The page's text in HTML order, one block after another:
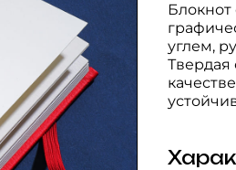
Блокнот
углем,
Твердая